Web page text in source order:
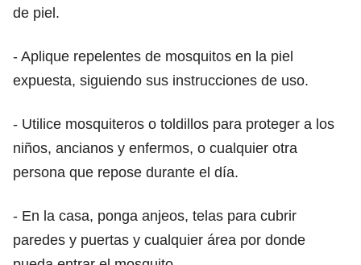
de piel.
- Aplique repelentes de mosquitos en la piel
expuesta, siguiendo sus instrucciones de uso.
- Utilice mosquiteros o toldillos para proteger a los
niños, ancianos y enfermos, o cualquier otra
persona que repose durante el día.
- En la casa, ponga anjeos, telas para cubrir
paredes y puertas y cualquier área por donde